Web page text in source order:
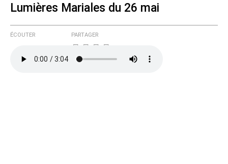
Lumières Mariales du 26 mai
ÉCOUTER PARTAGER